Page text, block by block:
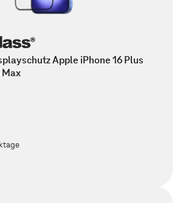
Apple iPhone 16 Plus
Max